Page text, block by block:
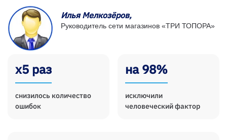
Илья Мелкозёров,
Руководитель сети магазинов «ТРИ ТОПОРА»
х5 раз
снизилось количество
ошибок
на 98%
исключили
человеческий фактор